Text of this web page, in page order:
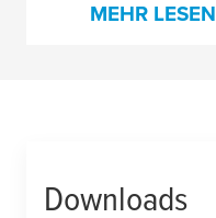
MEHR LESEN
Downloads